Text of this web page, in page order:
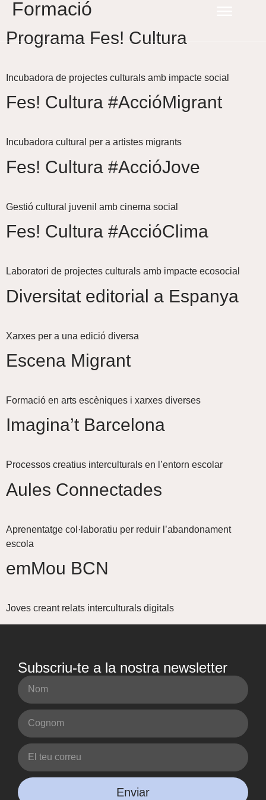
Formació
Programa Fes! Cultura
Incubadora de projectes culturals amb impacte social
Fes! Cultura #AccióMigrant
Incubadora cultural per a artistes migrants
Fes! Cultura #AccióJove
Gestió cultural juvenil amb cinema social
Fes! Cultura #AccióClima
Laboratori de projectes culturals amb impacte ecosocial
Diversitat editorial a Espanya
Xarxes per a una edició diversa
Escena Migrant
Formació en arts escèniques i xarxes diverses
Imagina’t Barcelona
Processos creatius interculturals en l’entorn escolar
Aules Connectades
Aprenentatge col·laboratiu per reduir l’abandonament
escola
emMou BCN
Joves creant relats interculturals digitals
Subscriu-te a la nostra newsletter
Enviar